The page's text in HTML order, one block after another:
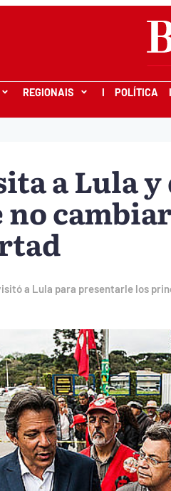
REGIONAIS I POLÍTICA
a Lula y
a Lula para presentarle los